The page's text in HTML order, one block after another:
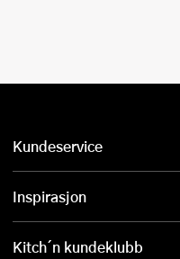
Kundeservice
Inspirasjon
Kitch´n kundeklubb